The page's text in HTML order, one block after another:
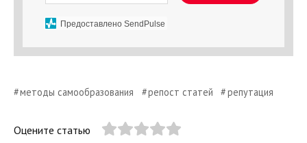
Предоставлено SendPulse
методы самообразования репост статей репутация
Оцените статью